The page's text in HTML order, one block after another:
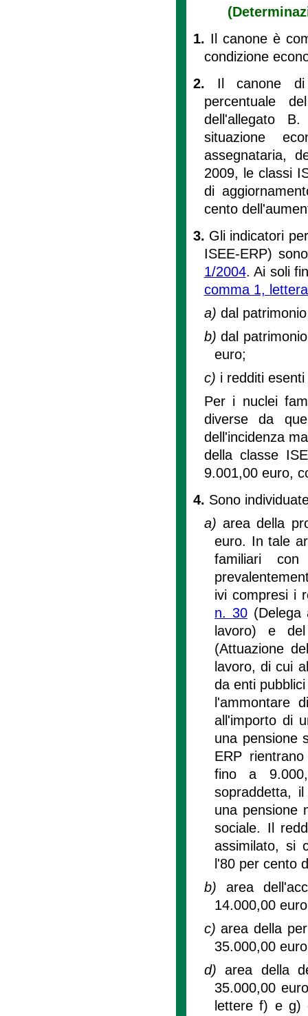
1. Il canone è
condizione
2. Il canone di
percentuale
dell'allegato
situazione
assegnataria,
2009, le classi
di
cento
3. Gli indicatori
ISEE-ERP)
1/2004. Ai soli
comma 1,
a) dal
b)dal
euro;
c) i redditi
Per i nuclei
diverse da
dell'incidenza
della classe
9.001,00 euro,
4. Sono
a) area della
euro. In tale
familiari con
ivi compresi i
n. 30(Delega
lavoro) e
(Attuazione
lavoro, di cui
da enti
l'ammontare
all'importo di
una pensione
ERP
fino a
sopraddetta,
una pensione
sociale. Il
assimilato, si
l'80 per cento
b) area
14.000,00
c)area della
35.000,00
d)area della
35.000,00
lettere f) e